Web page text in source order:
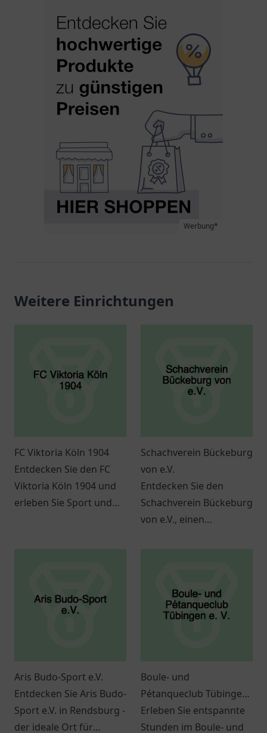
Werbung*
Weitere Einrichtungen
FC Viktoria Köln 1904
Entdecken Sie den FC
Viktoria Köln 1904 und
erleben Sie Sport und
Schachverein Bückeburg
von e.V.
Entdecken Sie den
Schachverein Bückeburg
von e.V., einen
Aris Budo-Sport e.V.
Entdecken Sie Aris Budo-
Sport e.V. in Rendsburg -
der ideale Ort für
Boule- und
Pétanqueclub Tübingen
e. V.
Erleben Sie entspannte
Stunden im Boule- und